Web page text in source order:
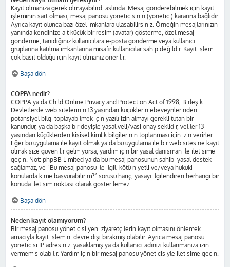
Kayıt olmanıza gerek olmayabilirdi aslında. Mesaj gönderebilmek için kayıt
işleminin şart olması, mesaj panosu yöneticisinin (yönetici) kararına bağlıdır.
Ayrıca kayıt olunca bazı özel imkanlara ulaşabilirsiniz. Örneğin mesajlarınızın
yanında kendinize ait küçük bir resim (avatar) gösterme, özel mesaj
gönderme, tanıdığınız kullanıcılara e-posta gönderme veya kullanıcı
gruplarına katılma imkanlarına misafir kullanıcılar sahip değildir. Kayıt işlemi
çok basit olduğu için kayıt olmanız önerilir.
Başa dön
COPPA nedir?
COPPA ya da Child Online Privacy and Protection Act of 1998, Birleşik
Devletlerde web sitelerinin 13 yaşından küçüklerin ebeveynlerinden
potansiyel bilgi toplayabilmek için yazılı izin almayı gerekli tutan bir
kanundur, ya da başka bir deyişle yasal veli/vasi onay şeklidir, veliler 13
yaşından küçüklerden kişisel kimlik bilgilerinin toplanması için izin verirler.
Eğer bu uygulama ile kayıt olmak ya da bu uygulama ile bir web sitesine kayıt
olmak size güvenilir gelmiyorsa, yardım için bir yasal danışman ile iletişime
geçin. Not: phpBB Limited ya da bu mesaj panosunun sahibi yasal destek
sağlamaz, ve “Bu mesaj panosu ile ilgili kötü niyetli ve/veya hukuki
konularda kime başvurabilirim?” sorusu hariç, yasayı ilgilendiren herhangi bir
konuda iletişim noktası olarak gösterilemez.
Başa dön
Neden kayıt olamıyorum?
Bir mesaj panosu yöneticisi yeni ziyaretçilerin kayıt olmasını önlemek
amacıyla kayıt işlemini devre dışı bırakmış olabilir. Ayrıca mesaj panosu
yöneticisi IP adresinizi yasaklamış ya da kullanıcı adınızı kullanmanıza izin
vermemiş olabilir. Yardım için bir mesaj panosu yöneticisiyle iletişime geçin.